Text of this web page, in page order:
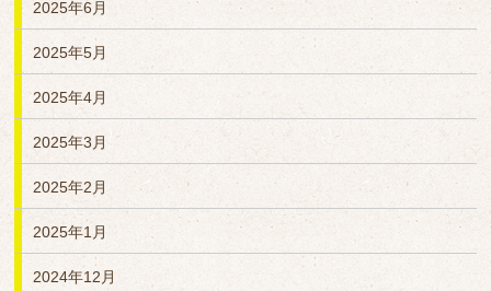
2025年6月
2025年5月
2025年4月
2025年3月
2025年2月
2025年1月
2024年12月